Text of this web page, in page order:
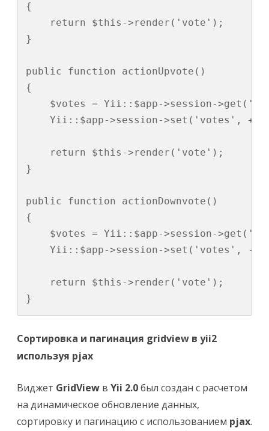
{
    return $this->render('vote');
}
public function actionUpvote()
{
$votes = Yii::$app->session-
Yii::$app->session->set('votes',
    return $this->render('vote');
}
public function actionDownvote()
{
$votes = Yii::$app->session-
Yii::$app->session->set('votes', --
    return $this->render('vote');
}
Сортировка и пагинация gridview в yii2
используя pjax
Виджет GridView в Yii 2.0был создан с расчетом
на динамическое обновление данных,
сортировку и пагинацию с использованием pjax.